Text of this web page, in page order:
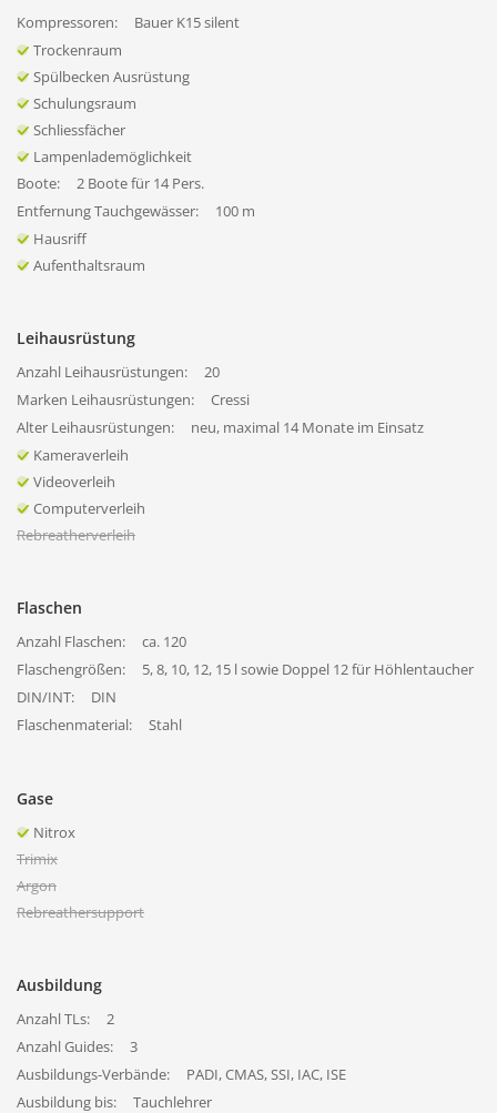
Kompressoren:
Bauer K15 silent
Trockenraum
Spülbecken Ausrüstung
Schulungsraum
Schliessfächer
Lampenlademöglichkeit
Boote:
2 Boote für 14 Pers.
Entfernung Tauchgewässer:
100 m
Hausriff
Aufenthaltsraum
Leihausrüstung
Anzahl Leihausrüstungen:
20
Marken Leihausrüstungen:
Cressi
Alter Leihausrüstungen:
neu, maximal 14 Monate im Einsatz
Kameraverleih
Videoverleih
Computerverleih
Rebreatherverleih
Flaschen
Anzahl Flaschen:
ca. 120
Flaschengrößen:
5, 8, 10, 12, 15 l sowie Doppel 12 für Höhlentaucher
DIN/INT:
DIN
Flaschenmaterial:
Stahl
Gase
Nitrox
Trimix
Argon
Rebreathersupport
Ausbildung
Anzahl TLs:
2
Anzahl Guides:
3
Ausbildungs-Verbände:
PADI, CMAS, SSI, IAC, ISE
Ausbildung bis:
Tauchlehrer